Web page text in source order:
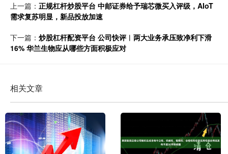
上一篇： 正规杠杆炒股平台 中邮证券给予瑞芯微买入评级，AIoT
需求复苏明显，新品投放加速
下一篇： 炒股杠杆配资平台 公司快评︱两大业务承压致净利下滑
16% 华兰生物应从哪些方面积极应对
相关文章